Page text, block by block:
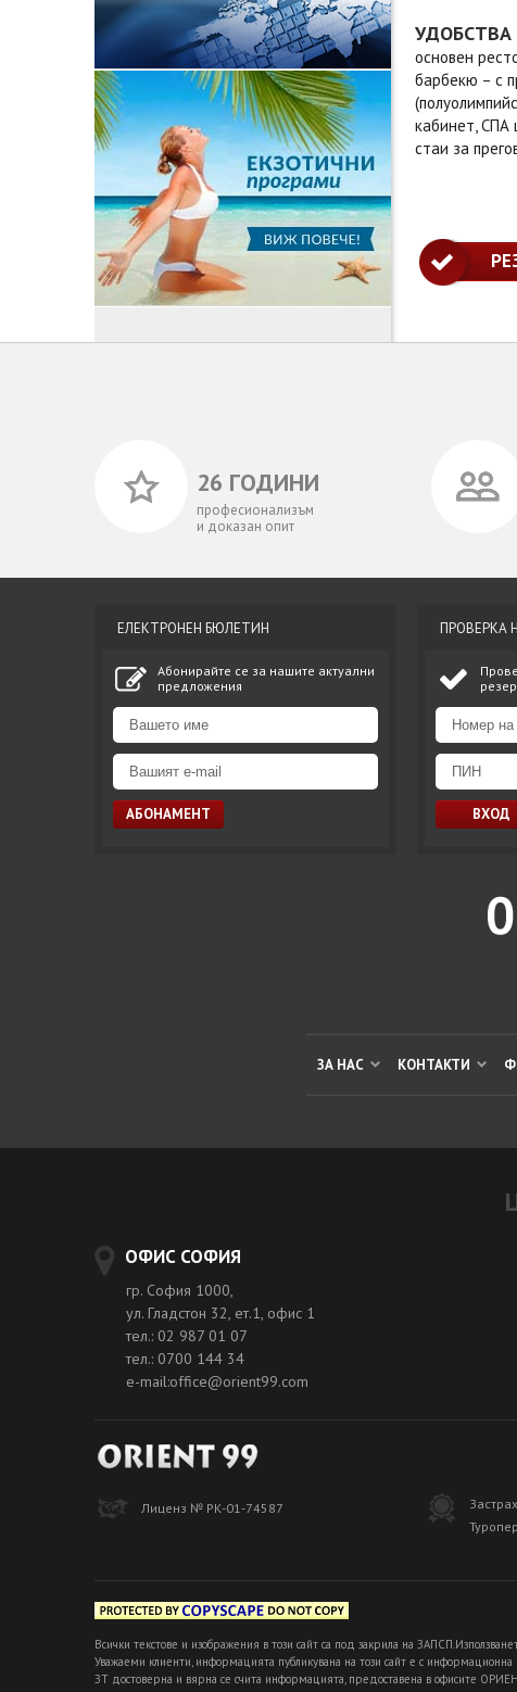
УДОБСТВА
основен
барбекю – с
кабинет, СПА
стаи за
26 ГОДИНИ
професионализъм
и доказан опит
ЕЛЕКТРОНЕН БЮЛЕТИН
Абонирайте се за нашите актуални
предложения
ПРОВЕРКА
ЗА НАС КОНТАКТИ
ОФИС СОФИЯ
гр. София 1000,
ул. Гладстон 32, ет.1, офис 1
тел.: 02 987 01 07
тел.: 0700 144 34
e-mail:office@orient99.com
Лиценз № РК-01-74587
Всички текстове и изображения в този сайт са под закрила на
Уважаеми клиенти, информацията публикувана на този сайт е с
ЗТ достоверна и вярна се счита информацията, предоставена в офисите